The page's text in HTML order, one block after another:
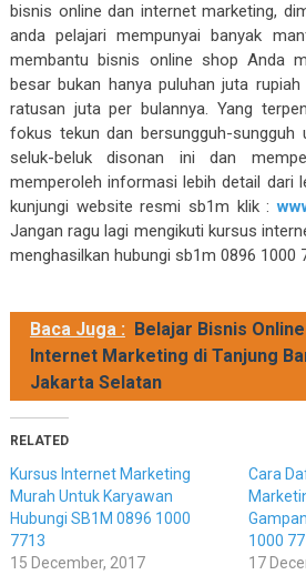
bisnis online dan internet marketing,
anda pelajari mempunyai banyak
membantu bisnis online shop Anda
besar bukan hanya puluhan juta
ratusan juta per bulannya. Yang
fokus tekun dan bersungguh-sungguh
seluk-beluk disonan ini dan
memperoleh informasi lebih detail dari
kunjungi website resmi sb1m klik :
Jangan ragu lagi mengikuti kursus
menghasilkan hubungi sb1m 0896 1000
Baca Juga : Belajar Bisnis Online
Internet Marketing di Tanjung
Jakarta Selatan
RELATED
Kursus Internet Marketing
Murah Untuk Karyawan
Hubungi SB1M 0896 1000
7713
15 December, 2017
Cara
1000
17